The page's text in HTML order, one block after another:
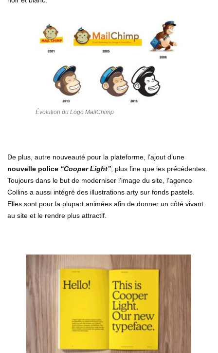
Évolution du Logo MailChimp
De plus, autre nouveauté pour la plateforme, l’ajout d’une
nouvelle police “Cooper Light” , plus fine que les précédentes.
Toujours dans le but de moderniser l’image du site, l’agence
Collins a aussi intégré des illustrations arty sur fonds pastels.
Elles sont pour la plupart animées afin de donner un côté vivant
au site et le rendre plus attractif.